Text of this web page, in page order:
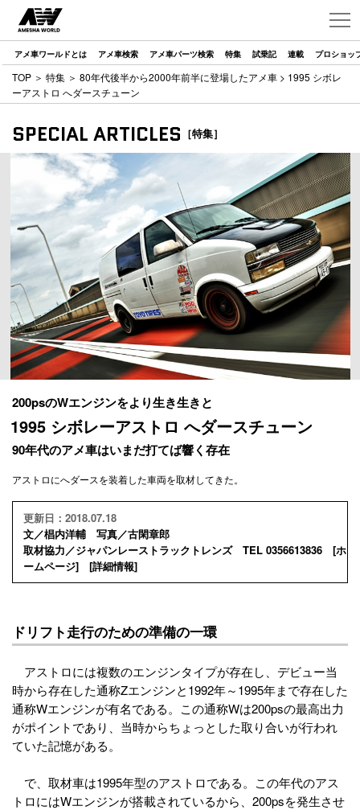
アメ車ワールドとは アメ車検索 アメ車パーツ検索 特集 試乗記 連載 プロショッ
TOP ＞ 特集 ＞ 80年代後半から2000年前半に登場したアメ車 > 1995 シボレ
ーアストロ へダースチューン
SPECIAL ARTICLES ［特集］
200psのWエンジンをより生き生きと
1995 シボレーアストロ へダースチューン
90年代のアメ車はいまだ打てば響く存在
アストロにへダースを装着した車両を取材してきた。
更新日：2018.07.18
文／椙内洋輔 写真／古閑章郎
取材協力／ジャパンレーストラックトレンズ TEL 0356613836 [ホ
ームページ] [詳細情報]
ドリフト走行のための準備の一環
アストロには複数のエンジンタイプが存在し、デビュー当
時から存在した通称Zエンジンと1992年～1995年まで存在した
通称Wエンジンが有名である。この通称Wは200psの最高出力
がポイントであり、当時からちょっとした取り合いが行われ
ていた記憶がある。
で、取材車は1995年型のアストロである。この年代のアス
トロにはWエンジンが搭載されているから、200psを発生させ